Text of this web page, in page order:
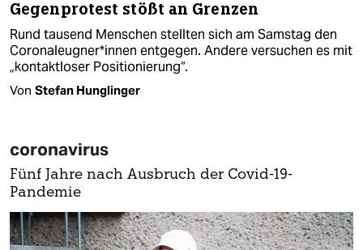
Gegenprotest stößt an Grenzen
Rund tausend Menschen stellten sich am Samstag den
Coronaleugner*innen entgegen. Andere versuchen es mit
„kontaktloser Positionierung“.
Von Stefan Hunglinger
coronavirus
Fünf Jahre nach Ausbruch der Covid-19-
Pandemie